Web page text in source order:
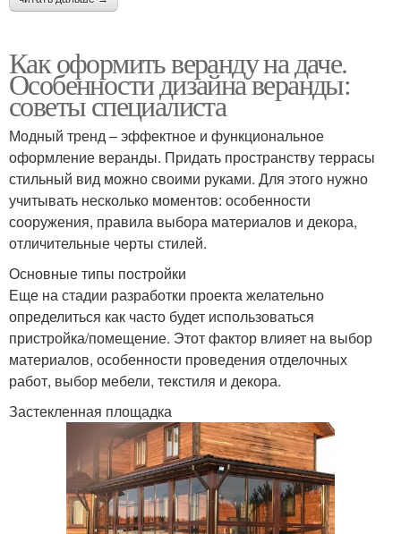
Как оформить веранду на даче.
Особенности дизайна веранды:
советы специалиста
Модный тренд – эффектное и функциональное
оформление веранды. Придать пространству террасы
стильный вид можно своими руками. Для этого нужно
учитывать несколько моментов: особенности
сооружения, правила выбора материалов и декора,
отличительные черты стилей.
Основные типы постройки
Еще на стадии разработки проекта желательно
определиться как часто будет использоваться
пристройка/помещение. Этот фактор влияет на выбор
материалов, особенности проведения отделочных
работ, выбор мебели, текстиля и декора.
Застекленная площадка